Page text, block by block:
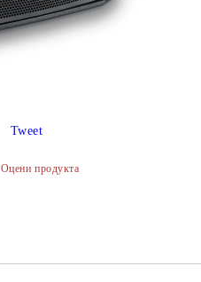
Tweet
Оцени продукта